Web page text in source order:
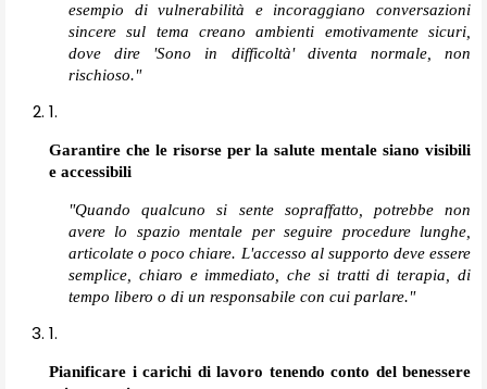
esempio di vulnerabilità e incoraggiano conversazioni
sincere sul tema creano ambienti emotivamente sicuri,
dove dire 'Sono in difficoltà' diventa normale, non
rischioso."
Garantire che le risorse per la salute mentale siano visibili
e accessibili
"Quando qualcuno si sente sopraffatto, potrebbe non
avere lo spazio mentale per seguire procedure lunghe,
articolate o poco chiare. L'accesso al supporto deve essere
semplice, chiaro e immediato, che si tratti di terapia, di
tempo libero o di un responsabile con cui parlare."
Pianificare i carichi di lavoro tenendo conto del benessere